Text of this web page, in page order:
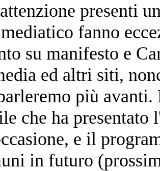
presenti
fanno
su manifesto e
ed altri siti,
più
che ha
e il
in futuro